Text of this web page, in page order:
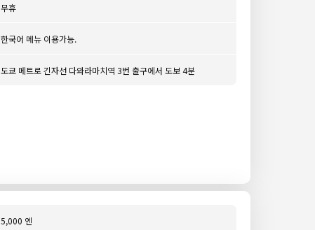
무휴
한국어 메뉴 이용가능.
도쿄 메트로 긴자선 다와라마치역 3번 출구에서 도보 4분
5,000 엔